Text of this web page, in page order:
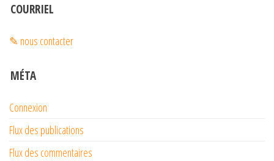
COURRIEL
✎ nous contacter
MÉTA
Connexion
Flux des publications
Flux des commentaires